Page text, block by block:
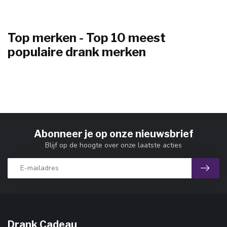
Top merken - Top 10 meest
populaire drank merken
Abonneer je op onze nieuwsbrief
Blijf op de hoogte over onze laatste acties
Drank Cadeau